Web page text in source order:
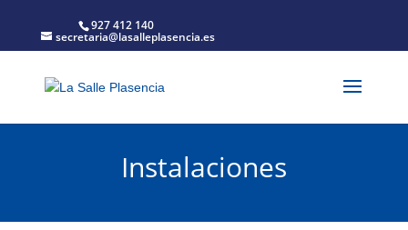
927 412 140
secretaria@lasalleplasencia.es
Instalaciones